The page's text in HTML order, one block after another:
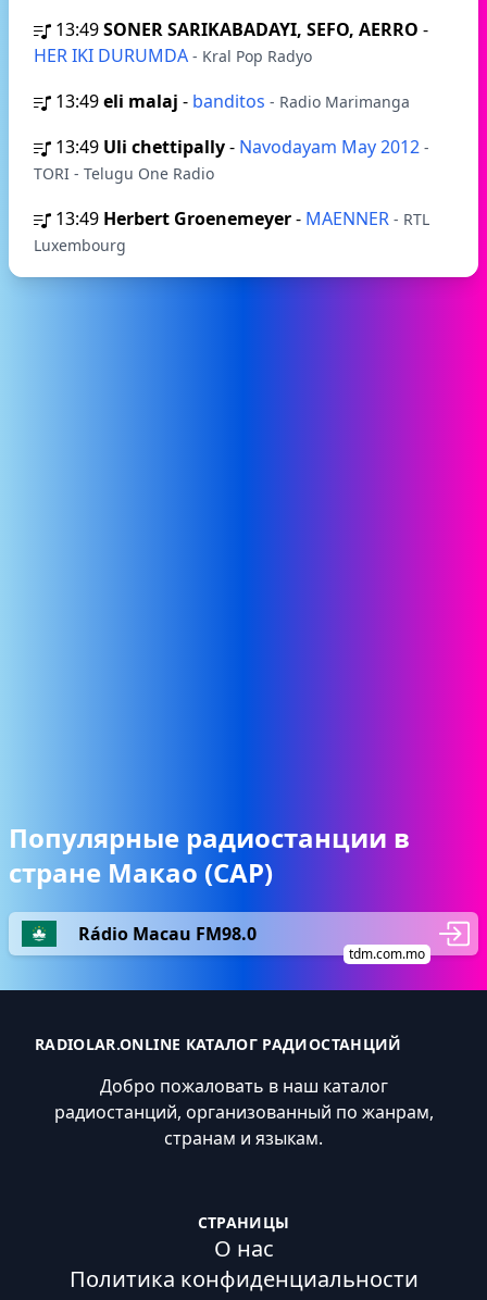
13:49SONER SARIKABADAYI, SEFO, AERRO -
HER IKI DURUMDA - Kral Pop Radyo
13:49eli malaj - banditos - Radio Marimanga
13:49 Uli chettipally- Navodayam May 2012 -
TORI - Telugu One Radio
13:49 Herbert Groenemeyer- MAENNER - RTL
Luxembourg
Популярные радиостанции в
стране Макао (САР)
Rádio Macau FM98.0
tdm.com.mo
RADIOLAR.ONLINE КАТАЛОГ РАДИОСТАНЦИЙ
Добро пожаловать в наш каталог
радиостанций, организованный по жанрам,
странам и языкам.
СТРАНИЦЫ
О нас
Политика конфиденциальности